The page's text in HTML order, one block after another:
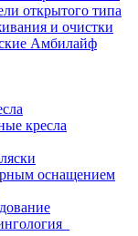
открытого типа
и очистки
Амбилайф
кресла
оснащением